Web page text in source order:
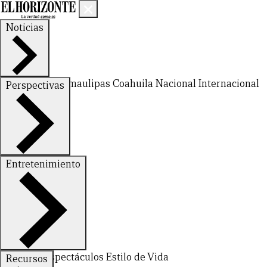
Noticias
Nuevo LeónTamaulipas Coahuila NacionalInternacional
Perspectivas
FinanzasOpinión
Entretenimiento
DeportesEspectáculos Estilo de Vida
Recursos